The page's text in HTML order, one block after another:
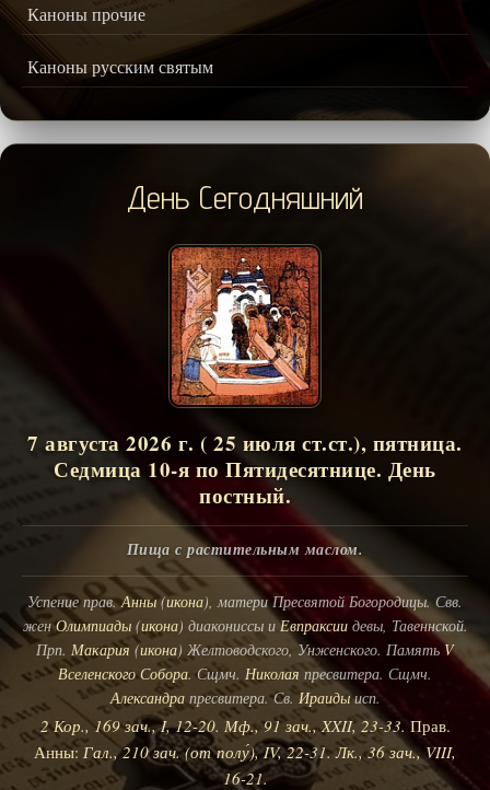
Каноны прочие
Каноны русским святым
День Сегодняшний
7 августа 2026 г. ( 25 июля ст.ст.), пятница.
Седмица 10-я по Пятидесятнице. День
постный.
Пища с растительным маслом.
Успение прав.Анны(икона), матери Пресвятой Богородицы. Свв.
женОлимпиады(икона) диакониссы иЕвпраксиидевы, Тавеннской.
Прп. Макария (икона) Желтоводского, Унженского. ПамятьV
Вселенского Собора. Сщмч. Николая пресвитера. Сщмч.
Александрапресвитера. Св. Ираидыисп.
2 Кор., 169 зач., I, 12-20. Мф., 91 зач., XXII, 23-33. Прав.
Анны: Гал., 210 зач. (от полу́), IV, 22-31. Лк., 36 зач., VIII,
16-21.